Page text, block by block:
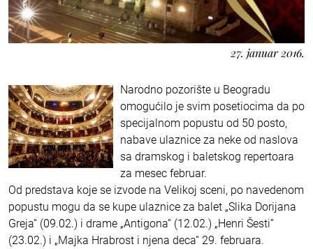
27. januar 2016.
Narodno pozorište u Beogradu
omogućilo je svim posetiocima da po
specijalnom popustu od 50 posto,
nabave ulaznice za neke od naslova
sa dramskog i baletskog repertoara
za mesec februar.
Od predstava koje se izvode na Velikoj sceni, po navedenom
popustu mogu da se kupe ulaznice za balet „Slika Dorijana
Greja” (09.02.) i drame „Antigona” (12.02.) „Henri Šesti”
(23.02.) i „Majka Hrabrost i njena deca“ 29. februara.